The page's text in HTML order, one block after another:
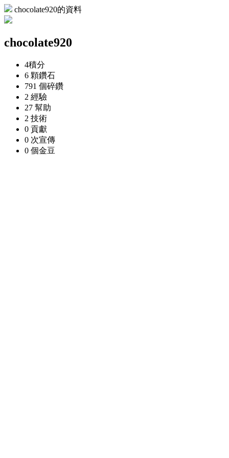
chocolate920的資料
chocolate920
4積分
6 顆鑽石
791 個碎鑽
2 經驗
27 幫助
2 技術
0 貢獻
0 次宣傳
0 個金豆